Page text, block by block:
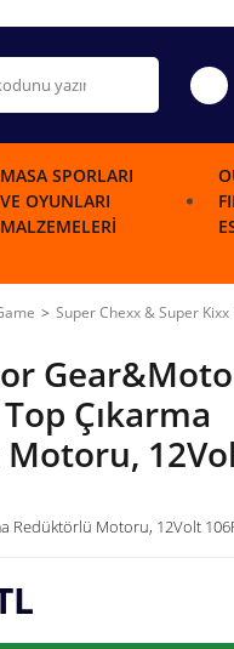
MASA SPORLARI
VE OYUNLARI
MALZEMELERI
Super Chexx & Super Kixx
Çıkarma
Redüktörlü Motoru, 12Volt